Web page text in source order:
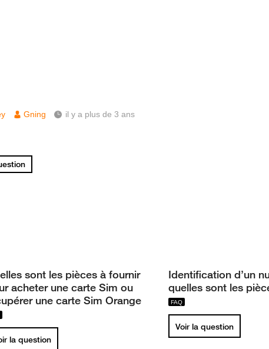
Gning il y a plus de 3 ans
sont les pièces à fournir
acheter une carte Sim ou
une carte Sim Orange
la question
Identification d’un
quelles sont les
Voir la question